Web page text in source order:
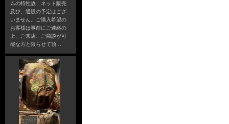
ムの特性故、ネット販売
及び、通販の予定はござ
いません。ご購入希望の
お客様は事前にご連絡の
上、ご来店、ご商談が可
能な方と限らせて頂…